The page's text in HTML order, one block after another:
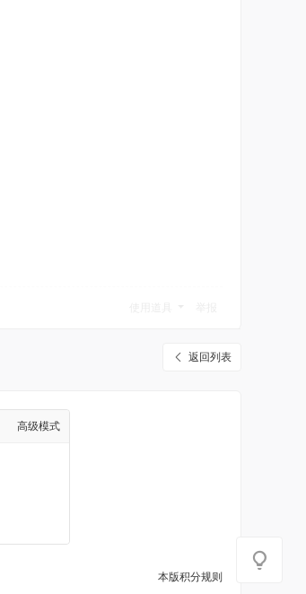
返回列表
高级模式
本版积分规则